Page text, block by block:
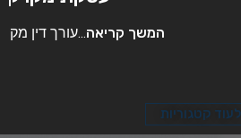
לעוד קטגוריות